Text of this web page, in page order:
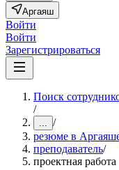
Аргаяш
Войти
Войти
Зарегистрироваться
Поиск
/
... /
резюме в
преподаватель/
проектная работа